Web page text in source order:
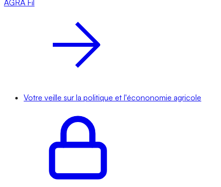
AGRA Fil
Votre veille sur la politique et l'écononomie agricole